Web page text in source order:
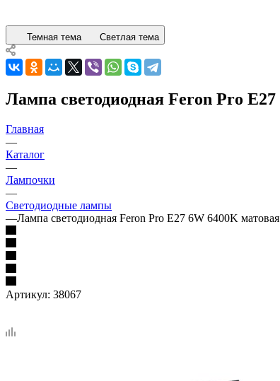
Темная тема Светлая тема
Лампа светодиодная Feron Pro
Главная
—
Каталог
—
Лампочки
—
Светодиодные лампы
—Лампа светодиодная Feron Pro E27 6W 6400K
Артикул: 38067